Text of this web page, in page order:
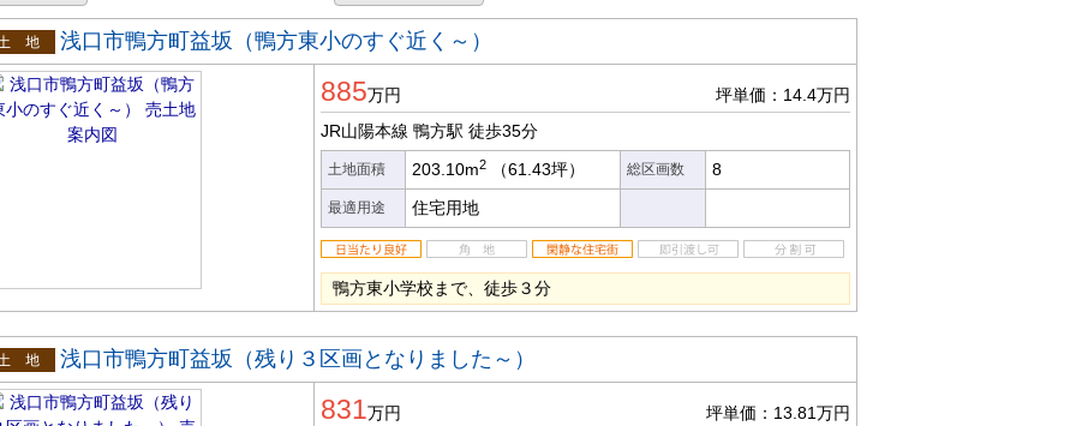
地
浅口市鴨方町益坂（鴨方東小のすぐ近く～）
885万円
坪単価：14.4万円
JR山陽本線 鴨方駅 徒歩35分
土地面積 203.10m2 （61.43坪） 総区画数 8
最適用途 住宅用地
鴨方東小学校まで、徒歩３分
地
浅口市鴨方町益坂（残り３区画となりました～）
831万円
坪単価：13.81万円